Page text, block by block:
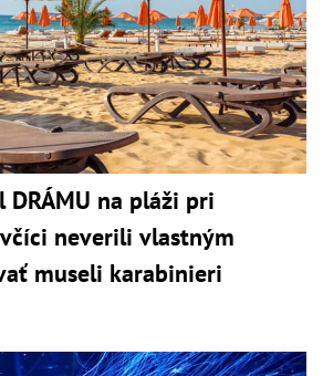
DRÁMU na pláži pri
neverili vlastným
museli karabinieri